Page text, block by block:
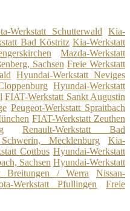
Werkstatt Schutterwald
Kia-
Bad Köstritz Kia-Werkstatt
Mazda-Werkstatt
Sachsen Freie Werkstatt
Hyundai-Werkstatt Neviges
Hyundai-Werkstatt
FIAT-Werkstatt Sankt Augustin
Peugeot-Werkstatt Spraitbach
FIAT-Werkstatt Zeuthen
Renault-Werkstatt Bad
Mecklenburg
Kia-
Cottbus Hyundai-Werkstatt
Sachsen Hyundai-Werkstatt
Breitungen / Werra
Nissan-
Werkstatt Pfullingen
Freie